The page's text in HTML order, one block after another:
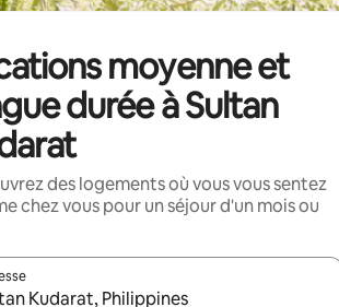
moyenne et
durée à Sultan
des logements où vous vous sentez
chez vous pour un séjour d'un mois ou
les résultats s'affichent, utilisez les flèches